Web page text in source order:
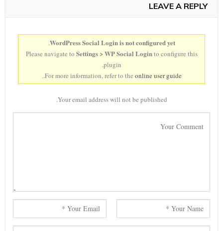
LEAVE A REPLY
WordPress Social Login is not configured yet
.
Please navigate to Settings > WP Social Loginto configure this
plugin.
For more information, refer to the online user guide
..
Your email address will not be published.